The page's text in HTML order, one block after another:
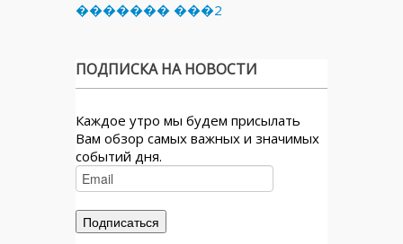
������� ���2
ПОДПИСКА НА НОВОСТИ
Каждое утро мы будем присылать
Вам обзор самых важных и значимых
событий дня.